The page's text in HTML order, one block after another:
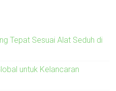
Tepat Sesuai Alat Seduh di
untuk Kelancaran